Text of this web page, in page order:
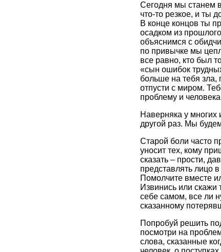
Сегодня мы станем
что-то резкое, и ты
В конце концов ты
осадком из
объяснимся с
по привычке мы
все равно, кто был
«сын ошибок
больше на тебя зла,
отпусти с миром.
проблему и
Наверняка у
другой раз. Мы
Старой боли часто
уносит тех, кому
сказать – прости,
представлять лицо
Помолчите вместе
Извинись или скажи
себе самом, все ли
сказанному
Попробуй решить
посмотри на
слова, сказанные